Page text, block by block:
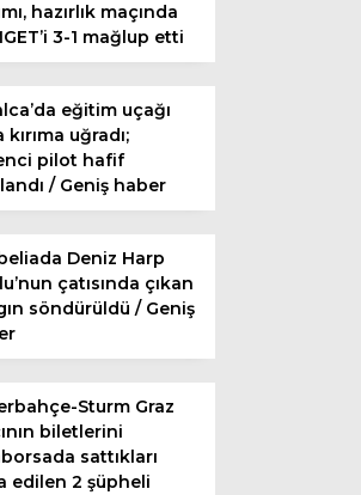
hazırlık maçında
3-1 mağlup etti
eğitim uçağı
kırıma uğradı;
pilot hafif
/ Geniş haber
Deniz Harp
çatısında çıkan
söndürüldü / Geniş
Sturm Graz
biletlerini
sattıkları
edilen 2 şüpheli